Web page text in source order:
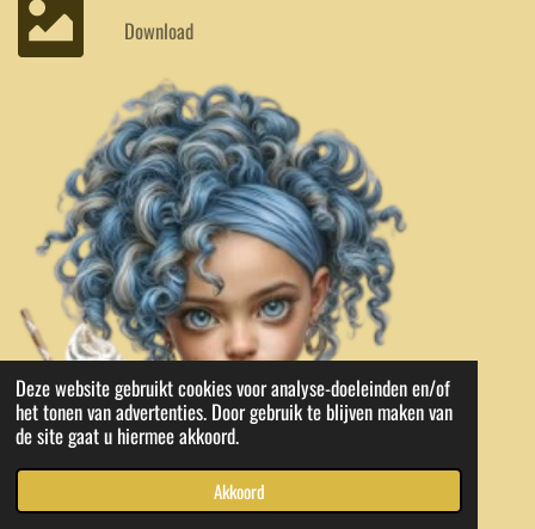
Deze website gebruikt cookies voor analyse-doeleinden en/of
het tonen van advertenties. Door gebruik te blijven maken van
de site gaat u hiermee akkoord.
Akkoord
Download